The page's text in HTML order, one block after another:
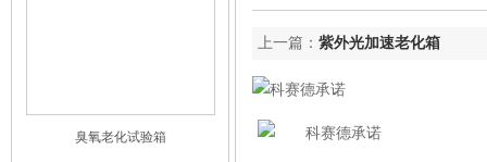
臭氧老化试验箱
上一篇： 紫外光加速老化箱